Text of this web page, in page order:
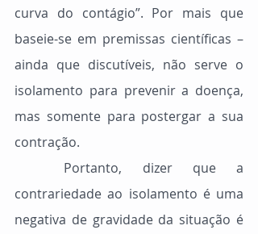
curva do contágio”. Por mais que
baseie-se em premissas científicas –
ainda que discutíveis, não serve o
isolamento para prevenir a doença,
mas somente para postergar a sua
contração.
contrariedade ao isolamento é uma
negativa de gravidade da situação é